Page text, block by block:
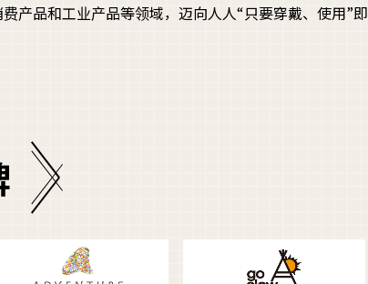
产品和工业产品等领域，迈向人人“只要穿戴、使用”即